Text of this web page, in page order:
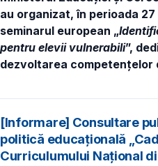
au organizat, în perioada
seminarul european „
pentru elevii vulnerabili”,
dezvoltarea competențelor
[Informare] Consultare
politică educațională
Curriculumului Național